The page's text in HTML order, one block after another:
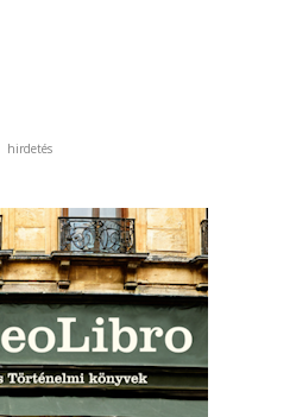
hirdetés